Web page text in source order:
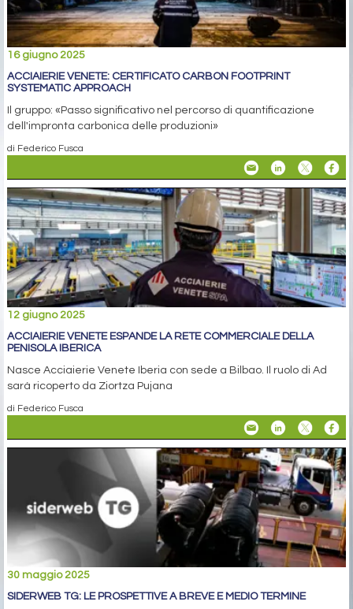
16 giugno 2025
ACCIAIERIE VENETE: CERTIFICATO CARBON FOOTPRINT
SYSTEMATIC APPROACH
Il gruppo: «Passo significativo nel percorso di quantificazione
dell'impronta carbonica delle produzioni»
di Federico Fusca
12 giugno 2025
ACCIAIERIE VENETE ESPANDE LA RETE COMMERCIALE DELLA
PENISOLA IBERICA
Nasce Acciaierie Venete Iberia con sede a Bilbao. Il ruolo di Ad
sarà ricoperto da Ziortza Pujana
di Federico Fusca
30 maggio 2025
SIDERWEB TG: LE PROSPETTIVE A BREVE E MEDIO TERMINE